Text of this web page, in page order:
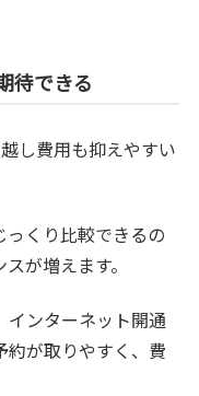
待できる
し費用も抑えやすい
くり比較できるの
が増えます。
インターネット開通
約が取りやすく、費